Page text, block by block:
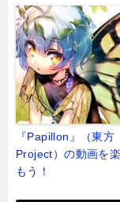
『Papillon』（東方
Project）の動画を
もう！